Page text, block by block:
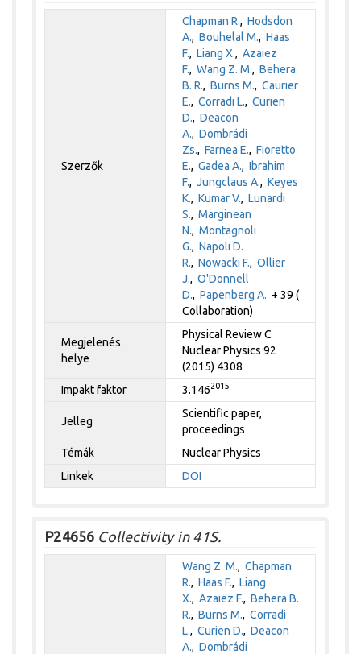
Szerzők
Chapman R.,Hodsdon
A.,Bouhelal M.,Haas
F.,Liang X.,Azaiez
F.,Wang Z. M.,Behera
B. R.,Burns M.,Caurier
E.,Corradi L.,Curien
D.,Deacon
A.,Dombrádi
Zs.,Farnea E.,Fioretto
E.,Gadea A.,Ibrahim
F.,Jungclaus A.,Keyes
K.,Kumar V.,Lunardi
S.,Marginean
N.,Montagnoli
G.,Napoli D.
R.,Nowacki F.,Ollier
J.,O'Donnell
D.,Papenberg A. + 39 (
Collaboration)
Megjelenés
helye
Physical Review C
Nuclear Physics 92
(2015) 4308
Impakt faktor
3.1462015
Jelleg
Scientific paper,
proceedings
Témák
Nuclear Physics
Linkek
DOI
P24656 Collectivity in 41S.
Wang Z. M.,Chapman
R.,Haas F.,Liang
X.,Azaiez F.,Behera B.
R.,Burns M.,Corradi
L.,Curien D.,Deacon
A.,Dombrádi